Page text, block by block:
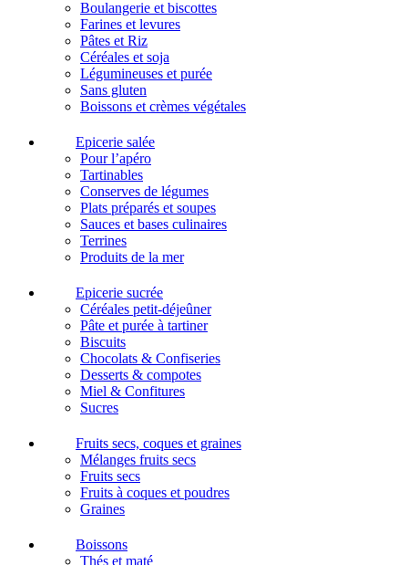
Boulangerie et biscottes
Farines et levures
Pâtes et Riz
Céréales et soja
Légumineuses et purée
Sans gluten
Boissons et crèmes végétales
Epicerie salée
Pour l’apéro
Tartinables
Conserves de légumes
Plats préparés et soupes
Sauces et bases culinaires
Terrines
Produits de la mer
Epicerie sucrée
Céréales petit-déjeûner
Pâte et purée à tartiner
Biscuits
Chocolats & Confiseries
Desserts & compotes
Miel & Confitures
Sucres
Fruits secs, coques et graines
Mélanges fruits secs
Fruits secs
Fruits à coques et poudres
Graines
Boissons
Thés et maté